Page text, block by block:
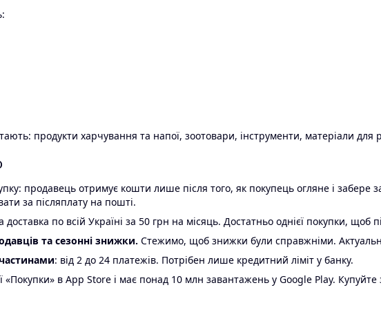
продукти харчування та напої, зоотовари, інструменти, матеріали для
продавець отримує кошти лише після того, як покупець огляне і
за післяплату на пошті.
по всій Україні за 50 грн на місяць. Достатньо однієї покупки, щоб
та сезонні знижки. Стежимо, щоб знижки були справжніми.
: від 2 до 24 платежів. Потрібен лише кредитний ліміт у банку.
«Покупки» в App Store і має понад 10 млн завантажень у Google Play. Купуйте